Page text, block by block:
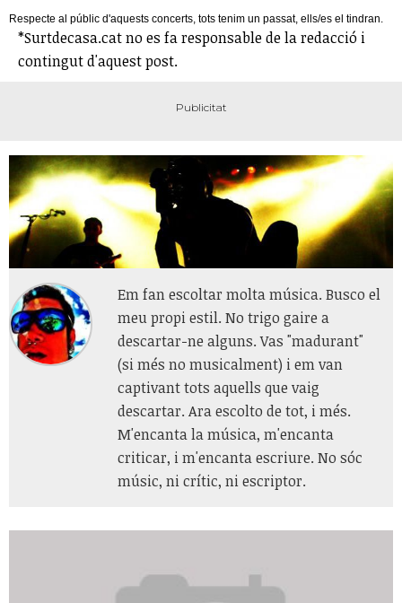
Respecte al públic d'aquests concerts, tots tenim un passat, ells/es el tindran.
*Surtdecasa.cat no es fa responsable de la redacció i
contingut d'aquest post.
Em fan escoltar molta música. Busco el
meu propi estil. No trigo gaire a
descartar-ne alguns. Vas "madurant"
(si més no musicalment) i em van
captivant tots aquells que vaig
descartar. Ara escolto de tot, i més.
M'encanta la música, m'encanta
criticar, i m'encanta escriure. No sóc
músic, ni crític, ni escriptor.